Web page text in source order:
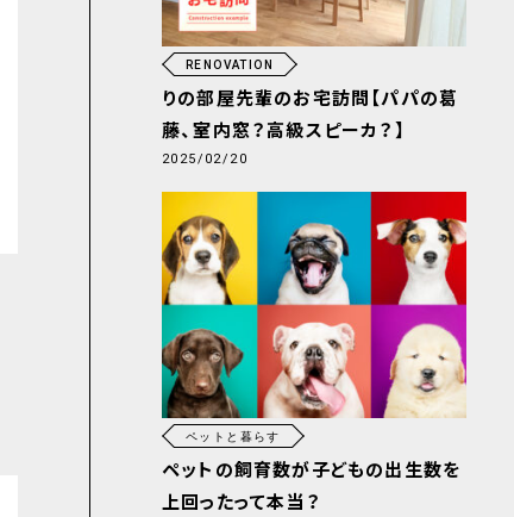
RENOVATION
りの部屋先輩のお宅訪問【パパの葛
藤、室内窓？高級スピーカ？】
2025/02/20
ペットと暮らす
ペットの飼育数が子どもの出生数を
上回ったって本当？